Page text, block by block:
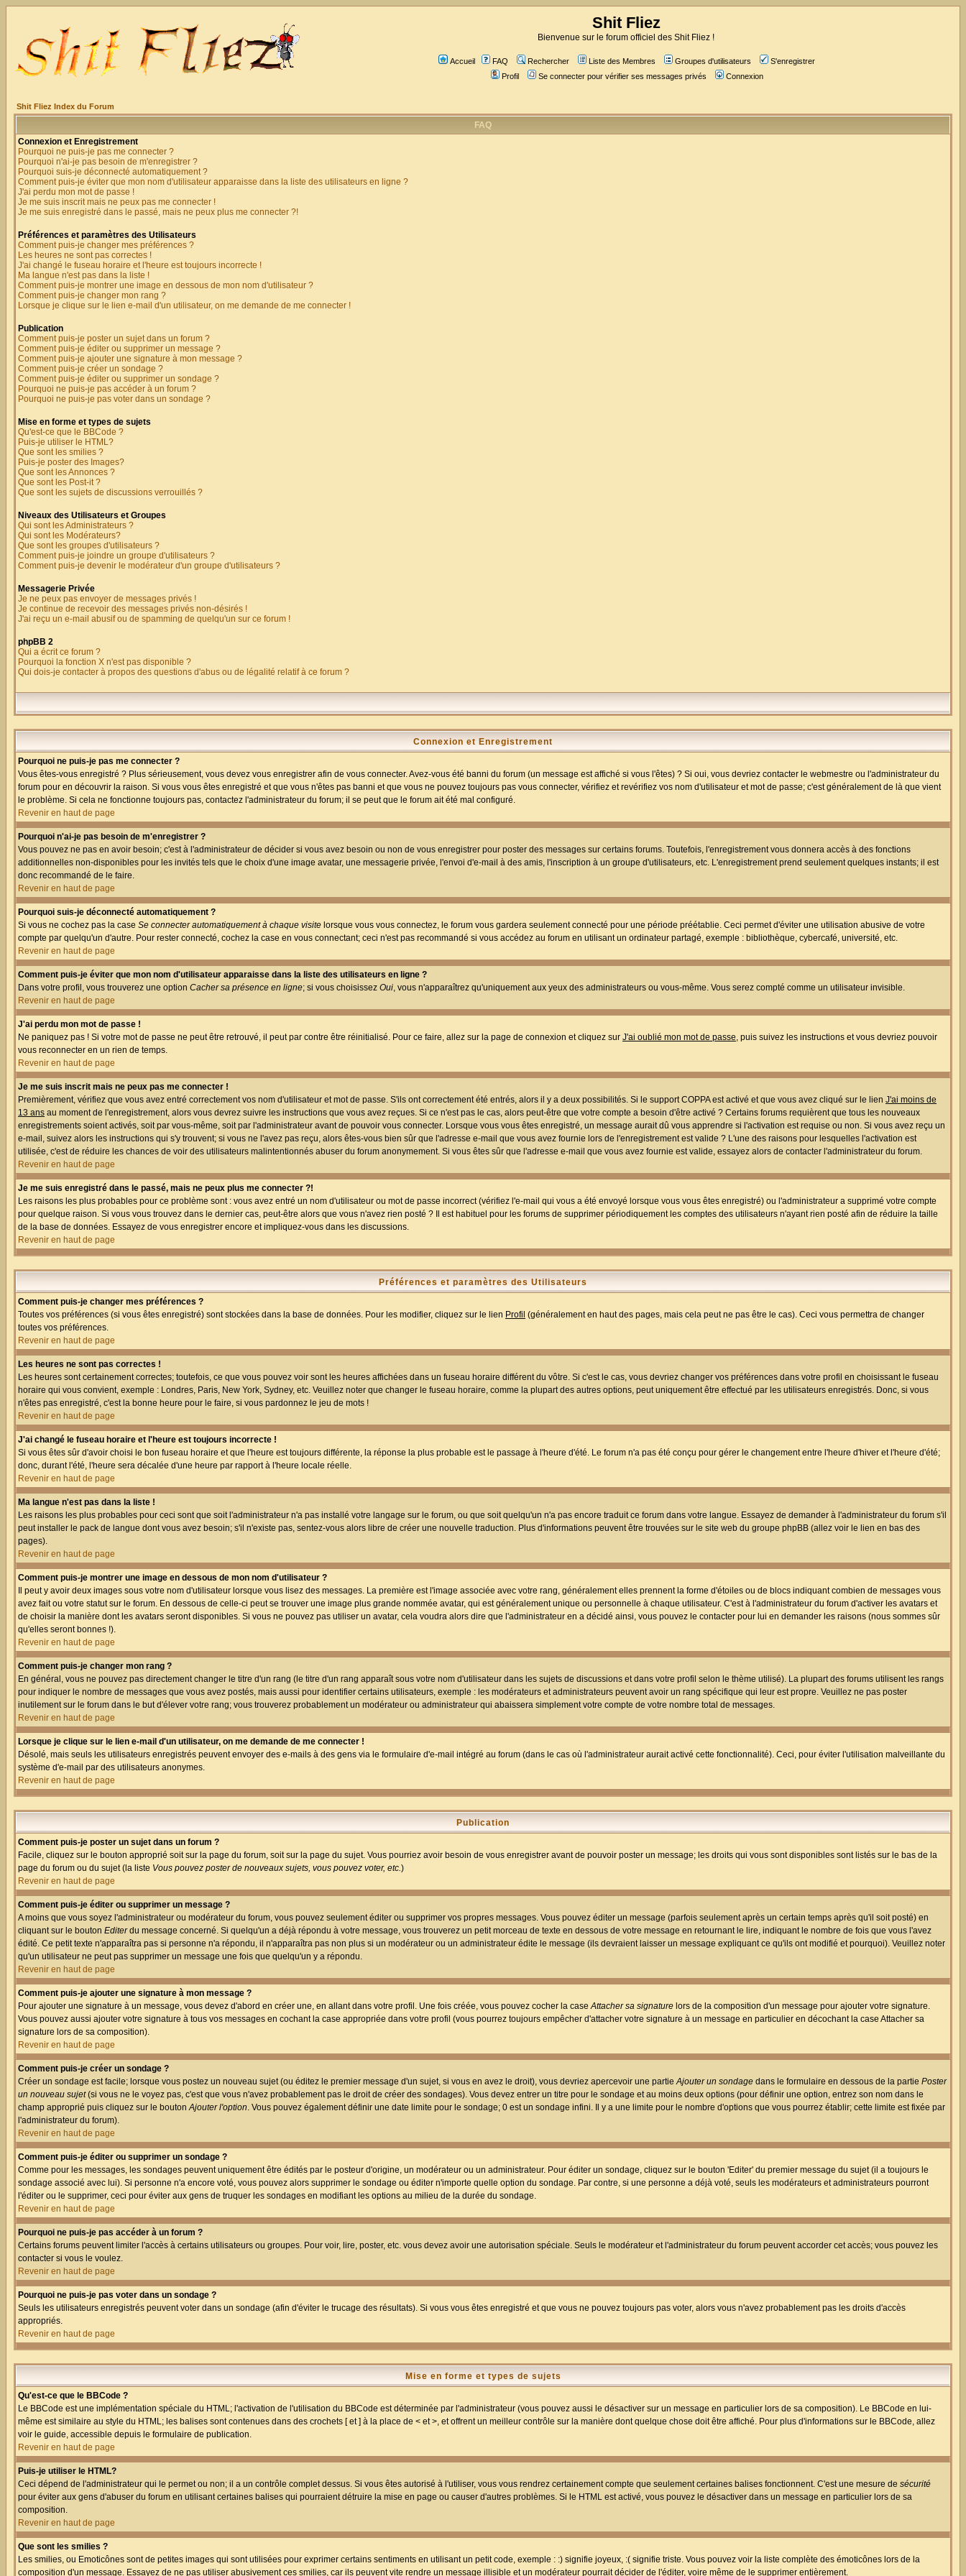
Shit Fliez
Bienvenue sur le forum officiel des Shit Fliez !
Accueil FAQ Rechercher Liste des Membres Groupes d'utilisateurs
S'enregistrer
Profil
Se connecter pour vérifier ses messages privés Connexion
Shit Fliez Index du Forum
FAQ
Connexion et Enregistrement
Pourquoi ne puis-je pas me connecter ?
Pourquoi n'ai-je pas besoin de m'enregistrer ?
Pourquoi suis-je déconnecté automatiquement ?
Comment puis-je éviter que mon nom d'utilisateur apparaisse dans la liste des utilisateurs en ligne ?
J'ai perdu mon mot de passe !
Je me suis inscrit mais ne peux pas me connecter !
Je me suis enregistré dans le passé, mais ne peux plus me connecter ?!
Préférences et paramètres des Utilisateurs
Comment puis-je changer mes préférences ?
Les heures ne sont pas correctes !
J'ai changé le fuseau horaire et l'heure est toujours incorrecte !
Ma langue n'est pas dans la liste !
Comment puis-je montrer une image en dessous de mon nom d'utilisateur ?
Comment puis-je changer mon rang ?
Lorsque je clique sur le lien e-mail d'un utilisateur, on me demande de me connecter !
Publication
Comment puis-je poster un sujet dans un forum ?
Comment puis-je éditer ou supprimer un message ?
Comment puis-je ajouter une signature à mon message ?
Comment puis-je créer un sondage ?
Comment puis-je éditer ou supprimer un sondage ?
Pourquoi ne puis-je pas accéder à un forum ?
Pourquoi ne puis-je pas voter dans un sondage ?
Mise en forme et types de sujets
Qu'est-ce que le BBCode ?
Puis-je utiliser le HTML?
Que sont les smilies ?
Puis-je poster des Images?
Que sont les Annonces ?
Que sont les Post-it ?
Que sont les sujets de discussions verrouillés ?
Niveaux des Utilisateurs et Groupes
Qui sont les Administrateurs ?
Qui sont les Modérateurs?
Que sont les groupes d'utilisateurs ?
Comment puis-je joindre un groupe d'utilisateurs ?
Comment puis-je devenir le modérateur d'un groupe d'utilisateurs ?
Messagerie Privée
Je ne peux pas envoyer de messages privés !
Je continue de recevoir des messages privés non-désirés !
J'ai reçu un e-mail abusif ou de spamming de quelqu'un sur ce forum !
phpBB 2
Qui a écrit ce forum ?
Pourquoi la fonction X n'est pas disponible ?
Qui dois-je contacter à propos des questions d'abus ou de légalité relatif à ce forum ?
Connexion et Enregistrement
Pourquoi ne puis-je pas me connecter ?
Vous êtes-vous enregistré ? Plus sérieusement, vous devez vous enregistrer afin de vous connecter. Avez-vous été banni du forum (un message est affiché si vous l'êtes) ? Si oui, vous devriez contacter le webmestre ou l'administrateur du
forum pour en découvrir la raison. Si vous vous êtes enregistré et que vous n'êtes pas banni et que vous ne pouvez toujours pas vous connecter, vérifiez et revérifiez vos nom d'utilisateur et mot de passe; c'est généralement de là que vient
le problème. Si cela ne fonctionne toujours pas, contactez l'administrateur du forum; il se peut que le forum ait été mal configuré.
Revenir en haut de page
Pourquoi n'ai-je pas besoin de m'enregistrer ?
Vous pouvez ne pas en avoir besoin; c'est à l'administrateur de décider si vous avez besoin ou non de vous enregistrer pour poster des messages sur certains forums. Toutefois, l'enregistrement vous donnera accès à des fonctions
additionnelles non-disponibles pour les invités tels que le choix d'une image avatar, une messagerie privée, l'envoi d'e-mail à des amis, l'inscription à un groupe d'utilisateurs, etc. L'enregistrement prend seulement quelques instants; il est
donc recommandé de le faire.
Revenir en haut de page
Pourquoi suis-je déconnecté automatiquement ?
Si vous ne cochez pas la case Se connecter automatiquement à chaque visite lorsque vous vous connectez, le forum vous gardera seulement connecté pour une période préétablie. Ceci permet d'éviter une utilisation abusive de votre
compte par quelqu'un d'autre. Pour rester connecté, cochez la case en vous connectant; ceci n'est pas recommandé si vous accédez au forum en utilisant un ordinateur partagé, exemple : bibliothèque, cybercafé, université, etc.
Revenir en haut de page
Comment puis-je éviter que mon nom d'utilisateur apparaisse dans la liste des utilisateurs en ligne ?
Dans votre profil, vous trouverez une option Cacher sa présence en ligne; si vous choisissez Oui, vous n'apparaîtrez qu'uniquement aux yeux des administrateurs ou vous-même. Vous serez compté comme un utilisateur invisible.
Revenir en haut de page
J'ai perdu mon mot de passe !
Ne paniquez pas ! Si votre mot de passe ne peut être retrouvé, il peut par contre être réinitialisé. Pour ce faire, allez sur la page de connexion et cliquez sur J'ai oublié mon mot de passe, puis suivez les instructions et vous devriez pouvoir
vous reconnecter en un rien de temps.
Revenir en haut de page
Je me suis inscrit mais ne peux pas me connecter !
Premièrement, vérifiez que vous avez entré correctement vos nom d'utilisateur et mot de passe. S'ils ont correctement été entrés, alors il y a deux possibilités. Si le support COPPA est activé et que vous avez cliqué sur le lien J'ai moins de
13 ans au moment de l'enregistrement, alors vous devrez suivre les instructions que vous avez reçues. Si ce n'est pas le cas, alors peut-être que votre compte a besoin d'être activé ? Certains forums requièrent que tous les nouveaux
enregistrements soient activés, soit par vous-même, soit par l'administrateur avant de pouvoir vous connecter. Lorsque vous vous êtes enregistré, un message aurait dû vous apprendre si l'activation est requise ou non. Si vous avez reçu un
e-mail, suivez alors les instructions qui s'y trouvent; si vous ne l'avez pas reçu, alors êtes-vous bien sûr que l'adresse e-mail que vous avez fournie lors de l'enregistrement est valide ? L'une des raisons pour lesquelles l'activation est
utilisée, c'est de réduire les chances de voir des utilisateurs malintentionnés abuser du forum anonymement. Si vous êtes sûr que l'adresse e-mail que vous avez fournie est valide, essayez alors de contacter l'administrateur du forum.
Revenir en haut de page
Je me suis enregistré dans le passé, mais ne peux plus me connecter ?!
Les raisons les plus probables pour ce problème sont : vous avez entré un nom d'utilisateur ou mot de passe incorrect (vérifiez l'e-mail qui vous a été envoyé lorsque vous vous êtes enregistré) ou l'administrateur a supprimé votre compte
pour quelque raison. Si vous vous trouvez dans le dernier cas, peut-être alors que vous n'avez rien posté ? Il est habituel pour les forums de supprimer périodiquement les comptes des utilisateurs n'ayant rien posté afin de réduire la taille
de la base de données. Essayez de vous enregistrer encore et impliquez-vous dans les discussions.
Revenir en haut de page
Préférences et paramètres des Utilisateurs
Comment puis-je changer mes préférences ?
Toutes vos préférences (si vous êtes enregistré) sont stockées dans la base de données. Pour les modifier, cliquez sur le lien Profil (généralement en haut des pages, mais cela peut ne pas être le cas). Ceci vous permettra de changer
toutes vos préférences.
Revenir en haut de page
Les heures ne sont pas correctes !
Les heures sont certainement correctes; toutefois, ce que vous pouvez voir sont les heures affichées dans un fuseau horaire différent du vôtre. Si c'est le cas, vous devriez changer vos préférences dans votre profil en choisissant le fuseau
horaire qui vous convient, exemple : Londres, Paris, New York, Sydney, etc. Veuillez noter que changer le fuseau horaire, comme la plupart des autres options, peut uniquement être effectué par les utilisateurs enregistrés. Donc, si vous
n'êtes pas enregistré, c'est la bonne heure pour le faire, si vous pardonnez le jeu de mots !
Revenir en haut de page
J'ai changé le fuseau horaire et l'heure est toujours incorrecte !
Si vous êtes sûr d'avoir choisi le bon fuseau horaire et que l'heure est toujours différente, la réponse la plus probable est le passage à l'heure d'été. Le forum n'a pas été conçu pour gérer le changement entre l'heure d'hiver et l'heure d'été;
donc, durant l'été, l'heure sera décalée d'une heure par rapport à l'heure locale réelle.
Revenir en haut de page
Ma langue n'est pas dans la liste !
Les raisons les plus probables pour ceci sont que soit l'administrateur n'a pas installé votre langage sur le forum, ou que soit quelqu'un n'a pas encore traduit ce forum dans votre langue. Essayez de demander à l'administrateur du forum s'il
peut installer le pack de langue dont vous avez besoin; s'il n'existe pas, sentez-vous alors libre de créer une nouvelle traduction. Plus d'informations peuvent être trouvées sur le site web du groupe phpBB (allez voir le lien en bas des
pages).
Revenir en haut de page
Comment puis-je montrer une image en dessous de mon nom d'utilisateur ?
Il peut y avoir deux images sous votre nom d'utilisateur lorsque vous lisez des messages. La première est l'image associée avec votre rang, généralement elles prennent la forme d'étoiles ou de blocs indiquant combien de messages vous
avez fait ou votre statut sur le forum. En dessous de celle-ci peut se trouver une image plus grande nommée avatar, qui est généralement unique ou personnelle à chaque utilisateur. C'est à l'administrateur du forum d'activer les avatars et
de choisir la manière dont les avatars seront disponibles. Si vous ne pouvez pas utiliser un avatar, cela voudra alors dire que l'administrateur en a décidé ainsi, vous pouvez le contacter pour lui en demander les raisons (nous sommes sûr
qu'elles seront bonnes !).
Revenir en haut de page
Comment puis-je changer mon rang ?
En général, vous ne pouvez pas directement changer le titre d'un rang (le titre d'un rang apparaît sous votre nom d'utilisateur dans les sujets de discussions et dans votre profil selon le thème utilisé). La plupart des forums utilisent les rangs
pour indiquer le nombre de messages que vous avez postés, mais aussi pour identifier certains utilisateurs, exemple : les modérateurs et administrateurs peuvent avoir un rang spécifique qui leur est propre. Veuillez ne pas poster
inutilement sur le forum dans le but d'élever votre rang; vous trouverez probablement un modérateur ou administrateur qui abaissera simplement votre compte de votre nombre total de messages.
Revenir en haut de page
Lorsque je clique sur le lien e-mail d'un utilisateur, on me demande de me connecter !
Désolé, mais seuls les utilisateurs enregistrés peuvent envoyer des e-mails à des gens via le formulaire d'e-mail intégré au forum (dans le cas où l'administrateur aurait activé cette fonctionnalité). Ceci, pour éviter l'utilisation malveillante du
système d'e-mail par des utilisateurs anonymes.
Revenir en haut de page
Publication
Comment puis-je poster un sujet dans un forum ?
Facile, cliquez sur le bouton approprié soit sur la page du forum, soit sur la page du sujet. Vous pourriez avoir besoin de vous enregistrer avant de pouvoir poster un message; les droits qui vous sont disponibles sont listés sur le bas de la
page du forum ou du sujet (la liste Vous pouvez poster de nouveaux sujets, vous pouvez voter, etc.)
Revenir en haut de page
Comment puis-je éditer ou supprimer un message ?
A moins que vous soyez l'administrateur ou modérateur du forum, vous pouvez seulement éditer ou supprimer vos propres messages. Vous pouvez éditer un message (parfois seulement après un certain temps après qu'il soit posté) en
cliquant sur le bouton Editerdu message concerné. Si quelqu'un a déjà répondu à votre message, vous trouverez un petit morceau de texte en dessous de votre message en retournant le lire, indiquant le nombre de fois que vous l'avez
édité. Ce petit texte n'apparaîtra pas si personne n'a répondu, il n'apparaîtra pas non plus si un modérateur ou un administrateur édite le message (ils devraient laisser un message expliquant ce qu'ils ont modifié et pourquoi). Veuillez noter
qu'un utilisateur ne peut pas supprimer un message une fois que quelqu'un y a répondu.
Revenir en haut de page
Comment puis-je ajouter une signature à mon message ?
Pour ajouter une signature à un message, vous devez d'abord en créer une, en allant dans votre profil. Une fois créée, vous pouvez cocher la caseAttacher sa signature lors de la composition d'un message pour ajouter votre signature.
Vous pouvez aussi ajouter votre signature à tous vos messages en cochant la case appropriée dans votre profil (vous pourrez toujours empêcher d'attacher votre signature à un message en particulier en décochant la case Attacher sa
signature lors de sa composition).
Revenir en haut de page
Comment puis-je créer un sondage ?
Créer un sondage est facile; lorsque vous postez un nouveau sujet (ou éditez le premier message d'un sujet, si vous en avez le droit), vous devriez apercevoir une partieAjouter un sondage dans le formulaire en dessous de la partie Poster
un nouveau sujet(si vous ne le voyez pas, c'est que vous n'avez probablement pas le droit de créer des sondages). Vous devez entrer un titre pour le sondage et au moins deux options (pour définir une option, entrez son nom dans le
champ approprié puis cliquez sur le boutonAjouter l'option. Vous pouvez également définir une date limite pour le sondage; 0 est un sondage infini. Il y a une limite pour le nombre d'options que vous pourrez établir; cette limite est fixée par
l'administrateur du forum).
Revenir en haut de page
Comment puis-je éditer ou supprimer un sondage ?
Comme pour les messages, les sondages peuvent uniquement être édités par le posteur d'origine, un modérateur ou un administrateur. Pour éditer un sondage, cliquez sur le bouton 'Editer' du premier message du sujet (il a toujours le
sondage associé avec lui). Si personne n'a encore voté, vous pouvez alors supprimer le sondage ou éditer n'importe quelle option du sondage. Par contre, si une personne a déjà voté, seuls les modérateurs et administrateurs pourront
l'éditer ou le supprimer, ceci pour éviter aux gens de truquer les sondages en modifiant les options au milieu de la durée du sondage.
Revenir en haut de page
Pourquoi ne puis-je pas accéder à un forum ?
Certains forums peuvent limiter l'accès à certains utilisateurs ou groupes. Pour voir, lire, poster, etc. vous devez avoir une autorisation spéciale. Seuls le modérateur et l'administrateur du forum peuvent accorder cet accès; vous pouvez les
contacter si vous le voulez.
Revenir en haut de page
Pourquoi ne puis-je pas voter dans un sondage ?
Seuls les utilisateurs enregistrés peuvent voter dans un sondage (afin d'éviter le trucage des résultats). Si vous vous êtes enregistré et que vous ne pouvez toujours pas voter, alors vous n'avez probablement pas les droits d'accès
appropriés.
Revenir en haut de page
Mise en forme et types de sujets
Qu'est-ce que le BBCode ?
Le BBCode est une implémentation spéciale du HTML; l'activation de l'utilisation du BBCode est déterminée par l'administrateur (vous pouvez aussi le désactiver sur un message en particulier lors de sa composition). Le BBCode en lui-
même est similaire au style du HTML; les balises sont contenues dans des crochets [ et ] à la place de < et >, et offrent un meilleur contrôle sur la manière dont quelque chose doit être affiché. Pour plus d'informations sur le BBCode, allez
voir le guide, accessible depuis le formulaire de publication.
Revenir en haut de page
Puis-je utiliser le HTML?
Ceci dépend de l'administrateur qui le permet ou non; il a un contrôle complet dessus. Si vous êtes autorisé à l'utiliser, vous vous rendrez certainement compte que seulement certaines balises fonctionnent. C'est une mesure de sécurité
pour éviter aux gens d'abuser du forum en utilisant certaines balises qui pourraient détruire la mise en page ou causer d'autres problèmes. Si le HTML est activé, vous pouvez le désactiver dans un message en particulier lors de sa
composition.
Revenir en haut de page
Que sont les smilies ?
Les smilies, ou Emoticônes sont de petites images qui sont utilisées pour exprimer certains sentiments en utilisant un petit code, exemple : :) signifie joyeux, :( signifie triste. Vous pouvez voir la liste complète des émoticônes lors de la
composition d'un message. Essayez de ne pas utiliser abusivement ces smilies, car ils peuvent vite rendre un message illisible et un modérateur pourrait décider de l'éditer, voire même de le supprimer entièrement.